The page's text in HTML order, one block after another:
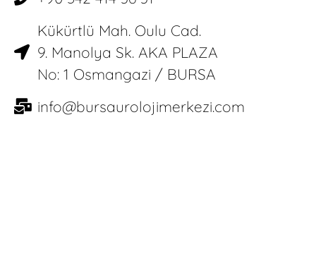
Kükürtlü Mah. Oulu Cad.
9. Manolya Sk. AKA PLAZA
No: 1 Osmangazi / BURSA
info@bursaurolojimerkezi.com